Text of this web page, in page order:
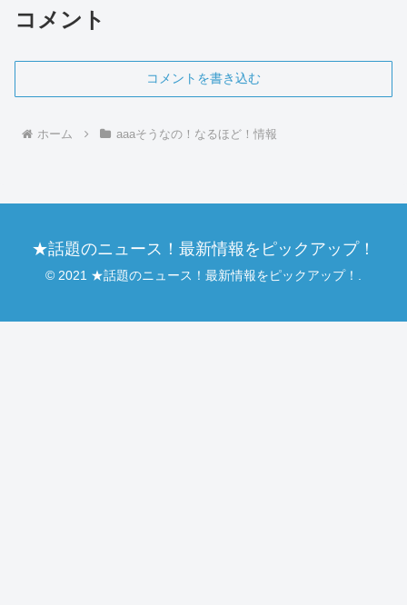
コメント
コメントを書き込む
ホーム aaaそうなの！なるほど！情報
★話題のニュース！最新情報をピックアップ！
© 2021 ★話題のニュース！最新情報をピックアップ！.